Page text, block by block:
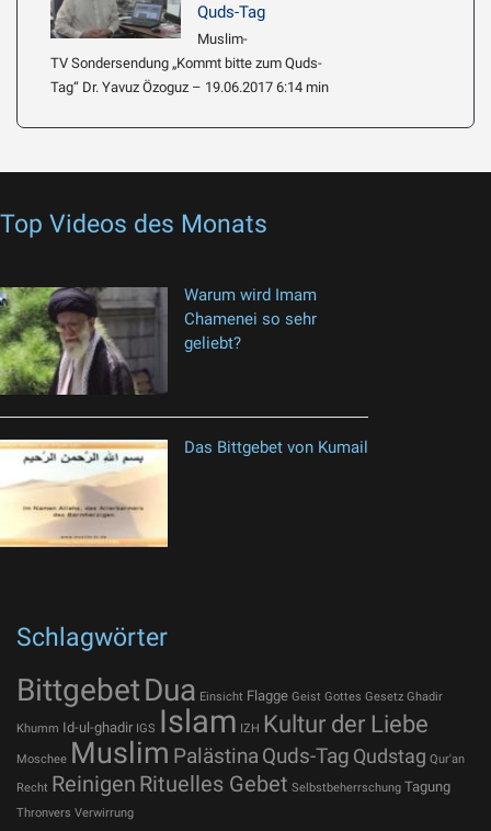
Quds-Tag
Muslim-
TV Sondersendung „Kommt bitte zum Quds-
Tag“ Dr. Yavuz Özoguz – 19.06.2017 6:14 min
Top Videos des Monats
Warum wird Imam
Chamenei so sehr
geliebt?
Das Bittgebet von Kumail
Schlagwörter
BittgebetDua Einsicht Flagge Geist Gottes Gesetz Ghadir
Khumm Id-ul-ghadir IGS Islam IZH Kultur der Liebe
Moschee Muslim Palästina Quds-Tag Qudstag Qur'an
Recht Reinigen Rituelles Gebet Selbstbeherrschung Tagung
Thronvers Verwirrung